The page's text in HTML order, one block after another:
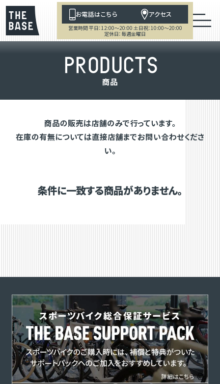
お電話はこちら アクセス
営業時間 平日：12:00～20:00 土日祝：10:00～20:00
定休日：毎週金曜日
PRODUCTS
商品
商品の販売は店舗のみで行っています。
在庫の有無については直接店舗までお問い合わせくださ
い。
条件に一致する商品がありません。